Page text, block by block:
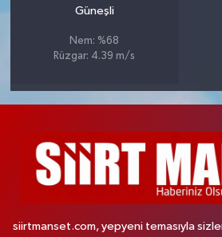
Güneşli
Nem: %68
Rüzgar: 4.39 m/s
siirtmanset.com, yepyeni temasıyla